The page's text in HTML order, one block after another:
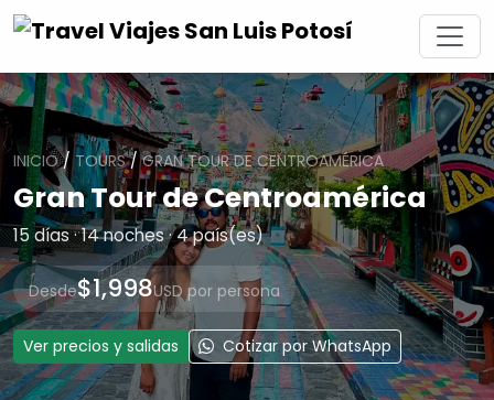
INICIO/TOURS/GRAN TOUR DE CENTROAMÉRICA
Gran Tour de Centroamérica
15 días · 14 noches · 4 país(es)
Desde$1,998USD por persona
Ver precios y salidas Cotizar por WhatsApp